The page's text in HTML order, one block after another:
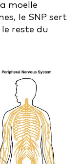
moelle
le SNP sert
reste du